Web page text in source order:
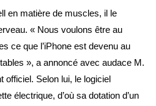
en matière de muscles, il le
« Nous voulons être au
ce que l’iPhone est devenu au
», a annoncé avec audace M.
officiel. Selon lui, le logiciel
électrique, d’où sa dotation d’un